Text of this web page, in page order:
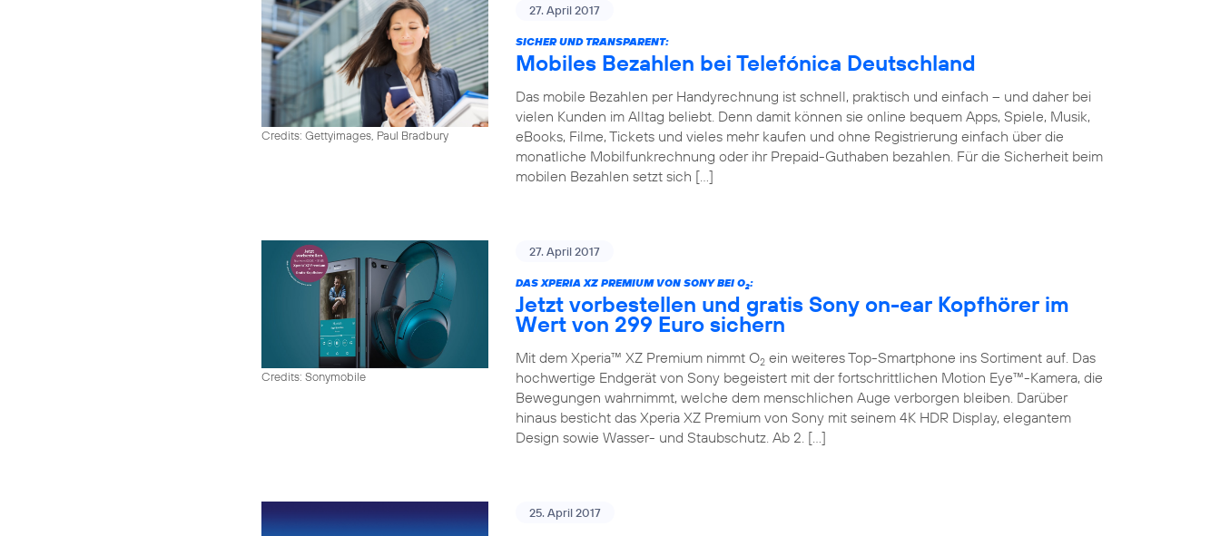
Credits: Gettyimages, Paul Bradbury
27. April 2017
SICHER UND TRANSPARENT:
Mobiles Bezahlen bei Telefónica Deutschland
Das mobile Bezahlen per Handyrechnung ist schnell, praktisch und einfach – und daher bei
vielen Kunden im Alltag beliebt. Denn damit können sie online bequem Apps, Spiele, Musik,
eBooks, Filme, Tickets und vieles mehr kaufen und ohne Registrierung einfach über die
monatliche Mobilfunkrechnung oder ihr Prepaid-Guthaben bezahlen. Für die Sicherheit beim
mobilen Bezahlen setzt sich […]
Credits: Sonymobile
27. April 2017
DAS XPERIA XZ PREMIUM VON SONY BEI O2:
Jetzt vorbestellen und gratis Sony on-ear Kopfhörer im
Wert von 299 Euro sichern
Mit dem Xperia™ XZ Premium nimmt O2 ein weiteres Top-Smartphone ins Sortiment auf. Das
hochwertige Endgerät von Sony begeistert mit der fortschrittlichen Motion Eye™-Kamera, die
Bewegungen wahrnimmt, welche dem menschlichen Auge verborgen bleiben. Darüber
hinaus besticht das Xperia XZ Premium von Sony mit seinem 4K HDR Display, elegantem
Design sowie Wasser- und Staubschutz. Ab 2. […]
25. April 2017